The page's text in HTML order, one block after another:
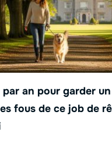
an pour garder
fous de ce job de